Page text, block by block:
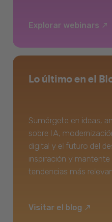
Explorar webinars
Lo último en el
Sumérgete en ideas,
sobre IA,
digital y el futuro del
inspiración y mantente
tendencias más
Visitar el blog